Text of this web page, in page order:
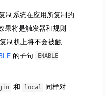
制系统在应用所复制的
果将是触发器和规则
制机上将不会被触
的子句 ENABLE
和 local
同样对